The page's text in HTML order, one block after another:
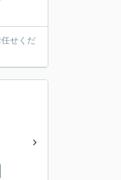
せくだ